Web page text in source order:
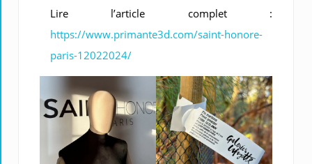
Lire l’article complet :
https://www.primante3d.com/saint-honore-
paris-12022024/